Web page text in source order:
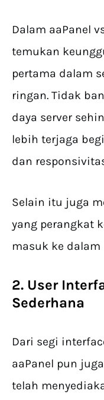
Dalam aaPanel
temukan
pertama dalam
ringan. Tidak
daya server
lebih terjaga
dan
Selain itu juga
yang perangkat
masuk ke
2. User
Sederhana
Dari segi
aaPanel pun
telah